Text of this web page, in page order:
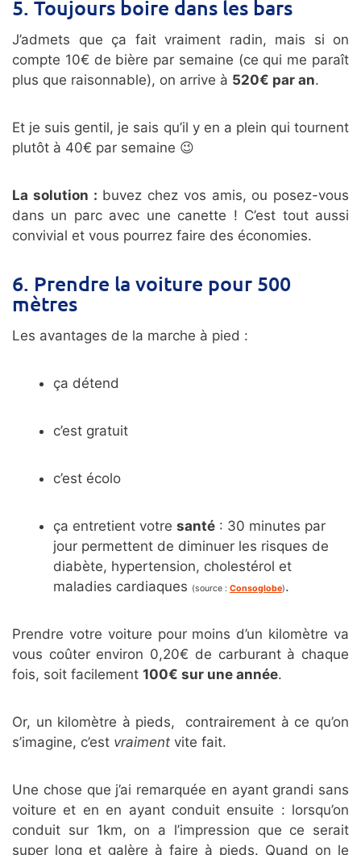
5. Toujours boire dans les bars
J’admets que ça fait vraiment radin, mais si on
compte 10€ de bière par semaine (ce qui me paraît
plus que raisonnable), on arrive à 520€ par an.
Et je suis gentil, je sais qu’il y en a plein qui tournent
plutôt à 40€ par semaine 😉
La solution : buvez chez vos amis, ou posez-vous
dans un parc avec une canette ! C’est tout aussi
convivial et vous pourrez faire des économies.
6. Prendre la voiture pour 500
mètres
Les avantages de la marche à pied :
ça détend
c’est gratuit
c’est écolo
ça entretient votre santé : 30 minutes par
jour permettent de diminuer les risques de
diabète, hypertension, cholestérol et
maladies cardiaques (source : Consoglobe).
Prendre votre voiture pour moins d’un kilomètre va
vous coûter environ 0,20€ de carburant à chaque
fois, soit facilement 100€ sur une année.
Or, un kilomètre à pieds, contrairement à ce qu’on
s’imagine, c’est vraiment vite fait.
Une chose que j’ai remarquée en ayant grandi sans
voiture et en en ayant conduit ensuite : lorsqu’on
conduit sur 1km, on a l’impression que ce serait
super long et galère à faire à pieds. Quand on le